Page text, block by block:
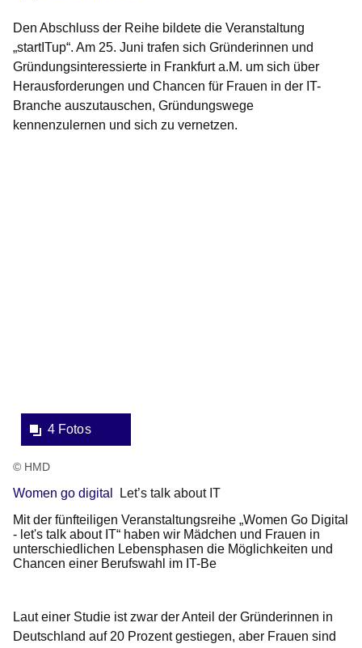
Den Abschluss der Reihe bildete die Veranstaltung
„startITup“. Am 25. Juni trafen sich Gründerinnen und
Gründungsinteressierte in Frankfurt a.M. um sich über
Herausforderungen und Chancen für Frauen in der IT-
Branche auszutauschen, Gründungswege
kennenzulernen und sich zu vernetzen.
4 Fotos
© HMD
Women go digital
Let’s talk about IT
Mit der fünfteiligen Veranstaltungsreihe „Women Go Digital
- let's talk about IT“ haben wir Mädchen und Frauen in
unterschiedlichen Lebensphasen die Möglichkeiten und
Chancen einer Berufswahl im IT-Be
Laut einer Studie ist zwar der Anteil der Gründerinnen in
Deutschland auf 20 Prozent gestiegen, aber Frauen sind